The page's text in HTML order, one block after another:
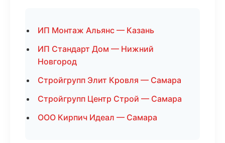
ИП Монтаж Альянс — Казань
ИП Стандарт Дом — Нижний
Новгород
Стройгрупп Элит Кровля — Самара
Стройгрупп Центр Строй — Самара
ООО Кирпич Идеал — Самара